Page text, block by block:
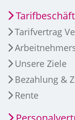
Tarifvertrag
Unsere Ziele
Bezahlung &
Rente